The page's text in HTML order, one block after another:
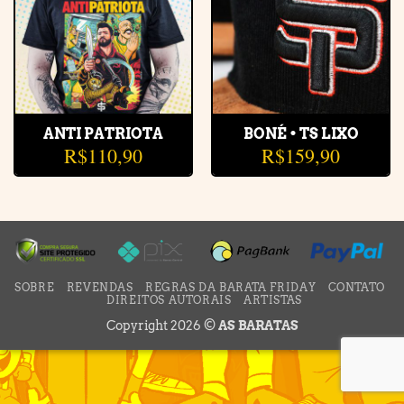
ANTI PATRIOTA
R$110,90
BONÉ • TS LIXO
R$159,90
SOBRE REVENDAS REGRAS DA BARATA FRIDAY
CONTATO
DIREITOS AUTORAIS
ARTISTAS
Copyright 2026 ©AS BARATAS